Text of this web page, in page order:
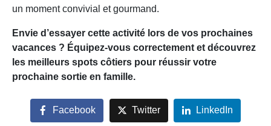
un moment convivial et gourmand.
Envie d’essayer cette activité lors de vos prochaines
vacances ? Équipez-vous correctement et découvrez
les meilleurs spots côtiers pour réussir votre
prochaine sortie en famille.
Facebook Twitter LinkedIn